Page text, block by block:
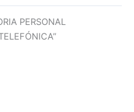
PERSONAL